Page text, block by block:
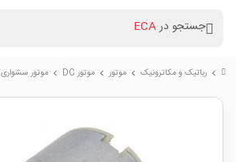
جستجو درECA
chevron_right رباتیک و مکاترونیک chevron_right موتور chevron_right موتور DC chevron_right موتور سشواری 3V DC دور بالا